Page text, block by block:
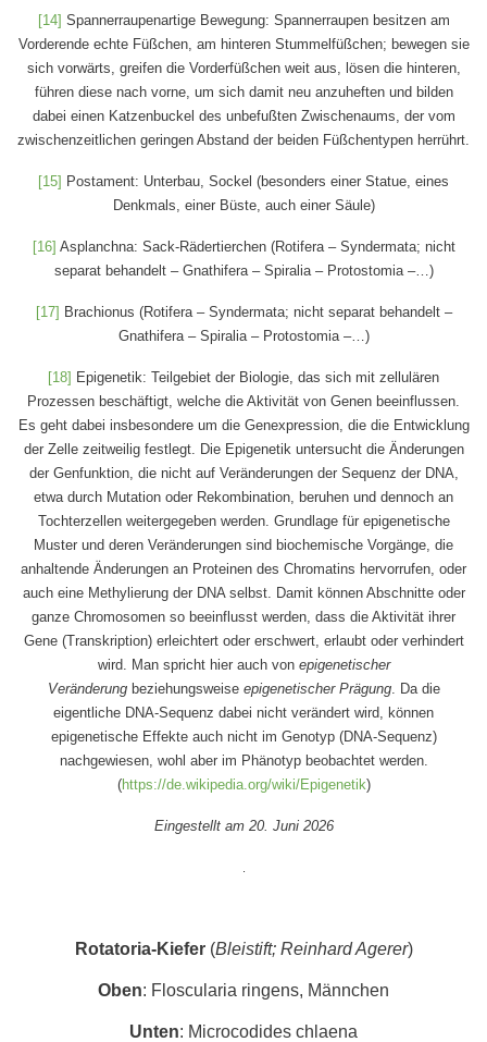
[14] Spannerraupenartige Bewegung: Spannerraupen besitzen am
Vorderende echte Füßchen, am hinteren Stummelfüßchen; bewegen sie
sich vorwärts, greifen die Vorderfüßchen weit aus, lösen die hinteren,
führen diese nach vorne, um sich damit neu anzuheften und bilden
dabei einen Katzenbuckel des unbefußten Zwischenaums, der vom
zwischenzeitlichen geringen Abstand der beiden Füßchentypen herrührt.
[15] Postament: Unterbau, Sockel (besonders einer Statue, eines
Denkmals, einer Büste, auch einer Säule)
[16] Asplanchna: Sack-Rädertierchen (Rotifera – Syndermata; nicht
separat behandelt – Gnathifera – Spiralia – Protostomia –…)
[17] Brachionus (Rotifera – Syndermata; nicht separat behandelt –
Gnathifera – Spiralia – Protostomia –…)
[18] Epigenetik: Teilgebiet der Biologie, das sich mit zellulären
Prozessen beschäftigt, welche die Aktivität von Genen beeinflussen.
Es geht dabei insbesondere um die Genexpression, die die Entwicklung
der Zelle zeitweilig festlegt. Die Epigenetik untersucht die Änderungen
der Genfunktion, die nicht auf Veränderungen der Sequenz der DNA,
etwa durch Mutation oder Rekombination, beruhen und dennoch an
Tochterzellen weitergegeben werden. Grundlage für epigenetische
Muster und deren Veränderungen sind biochemische Vorgänge, die
anhaltende Änderungen an Proteinen des Chromatins hervorrufen, oder
auch eine Methylierung der DNA selbst. Damit können Abschnitte oder
ganze Chromosomen so beeinflusst werden, dass die Aktivität ihrer
Gene (Transkription) erleichtert oder erschwert, erlaubt oder verhindert
wird. Man spricht hier auch von epigenetischer
Veränderungbeziehungsweise epigenetischer Prägung. Da die
eigentliche DNA-Sequenz dabei nicht verändert wird, können
epigenetische Effekte auch nicht im Genotyp (DNA-Sequenz)
nachgewiesen, wohl aber im Phänotyp beobachtet werden.
(https://de.wikipedia.org/wiki/Epigenetik)
Eingestellt am 20. Juni 2026
Rotatoria-Kiefer(Bleistift; Reinhard Agerer)
Oben: Floscularia ringens, Männchen
Unten: Microcodides chlaena